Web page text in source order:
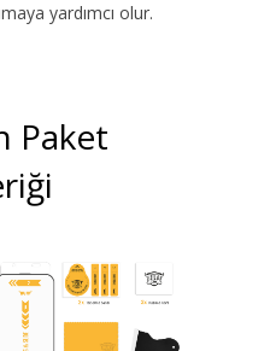
yardımcı olur.
Paket